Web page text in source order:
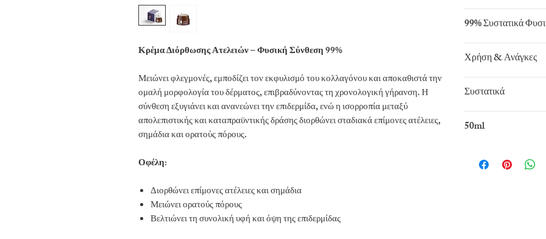
Κρέμα Διόρθωσης Ατελειών – Φυσική Σύνθεση 99%
Μειώνει φλεγμονές, εμποδίζει τον εκφυλισμό του κολλαγόνου και αποκαθιστά την
ομαλή μορφολογία του δέρματος, επιβραδύνοντας τη χρονολογική γήρανση. Η
σύνθεση εξυγιάνει και ανανεώνει την επιδερμίδα, ενώ η ισορροπία μεταξύ
απολεπιστικής και καταπραϋντικής δράσης διορθώνει σταδιακά επίμονες ατέλειες,
σημάδια και ορατούς πόρους.
Οφέλη:
Διορθώνει επίμονες ατέλειες και σημάδια
Μειώνει ορατούς πόρους
Βελτιώνει τη συνολική υφή και όψη της επιδερμίδας
99% Συστατικά
Χρήση & Ανάγκες
Επίμονες ατέλειες
Συστατικά
Aqua, Snail
Dulcis, vegetable
tripeptide-1,
50ml